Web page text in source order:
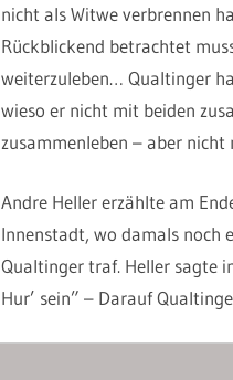
nicht als Witwe verbrennen
Rückblickend betrachtet
weiterzuleben… Qualtinger
wieso er nicht mit beiden
zusammenleben – aber nicht
Andre Heller erzählte am
Innenstadt, wo damals noch
Qualtinger traf. Heller sagte
Hur’ sein” – Darauf